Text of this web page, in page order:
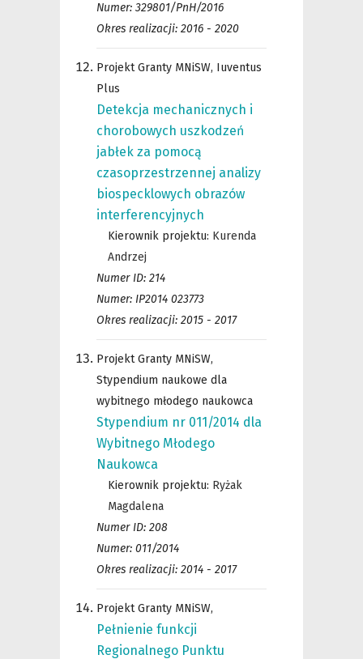
Numer: 329801/PnH/2016
Okres realizacji: 2016 - 2020
Projekt Granty MNiSW, Iuventus
Plus
Detekcja mechanicznych i
chorobowych uszkodzeń
jabłek za pomocą
czasoprzestrzennej analizy
biospecklowych obrazów
interferencyjnych
Kierownik projektu: Kurenda
Andrzej
Numer ID: 214
Numer: IP2014 023773
Okres realizacji: 2015 - 2017
Projekt Granty MNiSW,
Stypendium naukowe dla
wybitnego młodego naukowca
Stypendium nr 011/2014 dla
Wybitnego Młodego
Naukowca
Kierownik projektu: Ryżak
Magdalena
Numer ID: 208
Numer: 011/2014
Okres realizacji: 2014 - 2017
Projekt Granty MNiSW,
Pełnienie funkcji
Regionalnego Punktu